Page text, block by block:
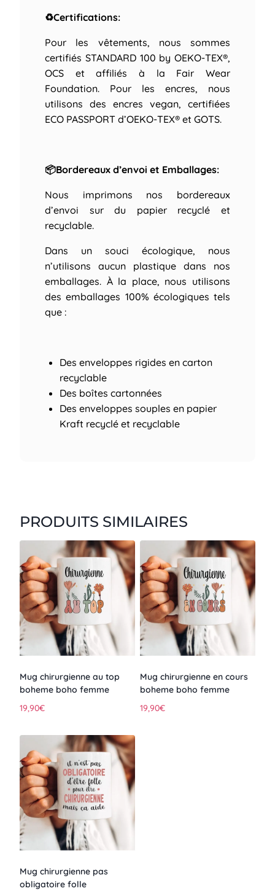
♻Certifications:
Pour les vêtements, nous sommes
certifiés STANDARD 100 by OEKO-TEX®,
OCS et affiliés à la Fair Wear
Foundation. Pour les encres, nous
utilisons des encres vegan, certifiées
ECO PASSPORT d’OEKO-TEX® et GOTS.
📦Bordereaux d’envoi et Emballages:
Nous imprimons nos bordereaux
d’envoi sur du papier recyclé et
recyclable.
Dans un souci écologique, nous
n’utilisons aucun plastique dans nos
emballages. À la place, nous utilisons
des emballages 100% écologiques tels
que :
Des enveloppes rigides en carton
recyclable
Des boîtes cartonnées
Des enveloppes souples en papier
Kraft recyclé et recyclable
PRODUITS SIMILAIRES
Mug chirurgienne au top
boheme boho femme
19,90€
Mug chirurgienne en cours
boheme boho femme
19,90€
Mug chirurgienne pas
obligatoire folle